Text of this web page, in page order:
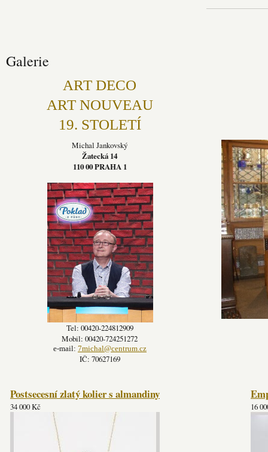
Galerie
ART DECO
ART NOUVEAU
19. STOLETÍ
Michal Jankovský
Žatecká 14
110 00 PRAHA 1
Tel: 00420-224812909
Mobil: 00420-724251272
e-mail: 7michal@centrum.cz
IČ: 70627169
Postsecesní zlatý kolier s almandiny
34 000 Kč 16